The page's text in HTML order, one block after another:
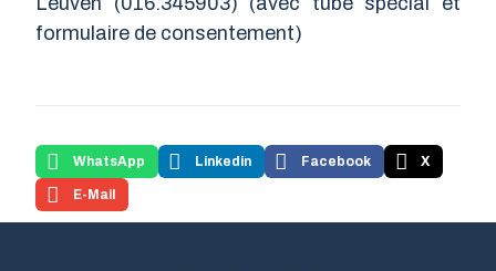
formulaire de consentement)
WhatsApp Linkedin Facebook X
E-Mail